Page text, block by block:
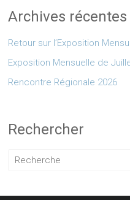
Archives récentes
Retour sur l’Exposition
Exposition Mensuelle de
Rencontre Régionale 2026
Rechercher